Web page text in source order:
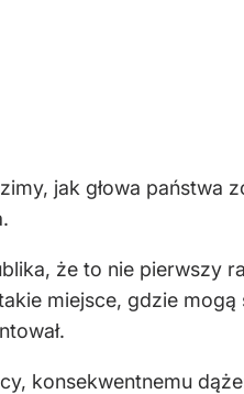
jak głowa państwa
że to nie pierwszy
miejsce, gdzie mogą
ł.
konsekwentnemu